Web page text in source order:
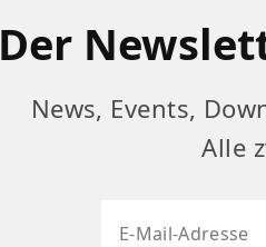
Der
News, Events,
Alle